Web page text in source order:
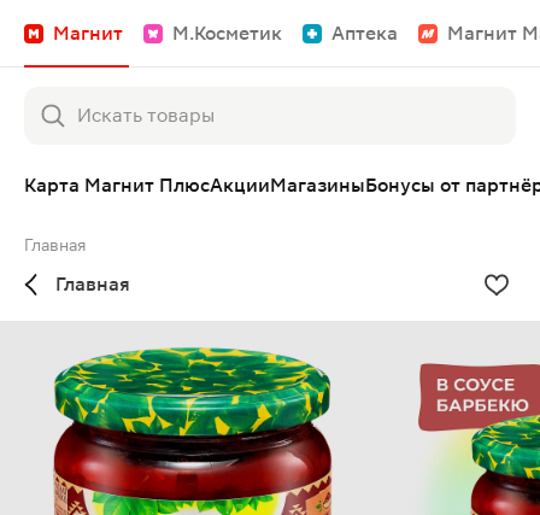
Магнит М.Косметик Аптека Магнит
Карта Магнит ПлюсАкцииМагазиныБонусы от
Главная
Главная